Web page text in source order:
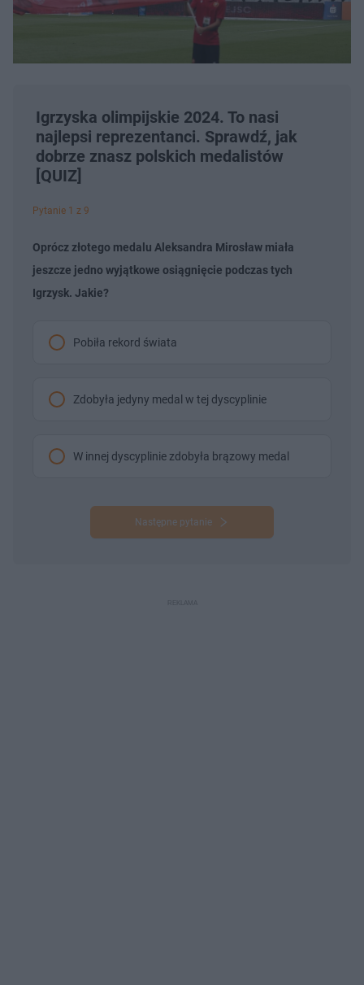
Igrzyska olimpijskie 2024. To nasi
najlepsi reprezentanci. Sprawdź, jak
dobrze znasz polskich medalistów
[QUIZ]
Pytanie 1 z 9
Oprócz złotego medalu Aleksandra Mirosław miała
jeszcze jedno wyjątkowe osiągnięcie podczas tych
Igrzysk. Jakie?
Pobiła rekord świata
Zdobyła jedyny medal w tej dyscyplinie
W innej dyscyplinie zdobyła brązowy medal
Następne pytanie